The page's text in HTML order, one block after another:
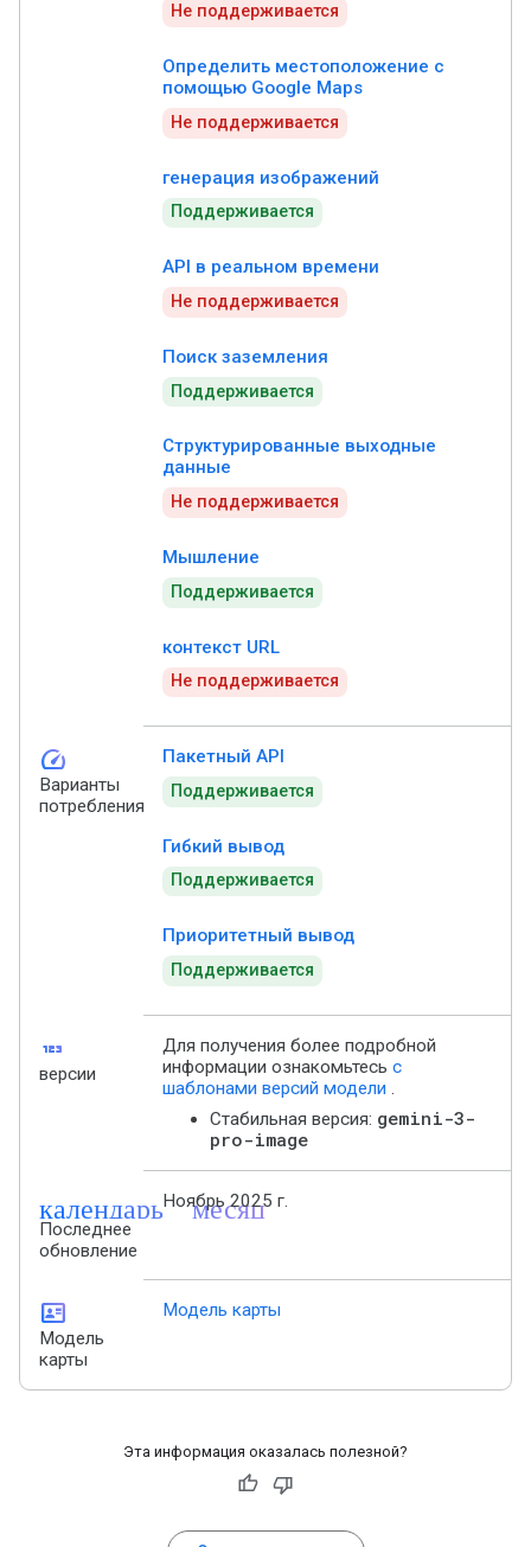
Не поддерживается
Определить местоположение с
помощью Google Maps
Не поддерживается
генерация изображений
Поддерживается
API в реальном времени
Не поддерживается
Поиск заземления
Поддерживается
Структурированные выходные
данные
Не поддерживается
Мышление
Поддерживается
контекст URL
Не поддерживается
speed
Варианты
потребления
Пакетный API
Поддерживается
Гибкий вывод
Поддерживается
Приоритетный вывод
Поддерживается
123
версии
Для получения более подробной
информации ознакомьтесь с
шаблонами версий модели .
Стабильная версия: gemini-3-
pro-image
календарь_месяц
Последнее
обновление
Ноябрь 2025 г.
id_card
Модель
карты
Модель карты
Эта информация оказалась полезной?